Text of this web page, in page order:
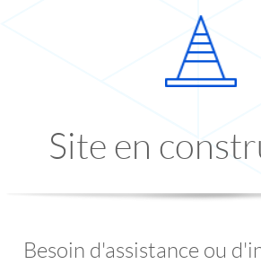
Site en
Besoin d'assistance ou